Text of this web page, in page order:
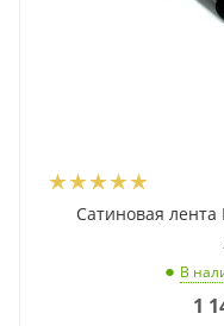
Сатиновая лента
В
1